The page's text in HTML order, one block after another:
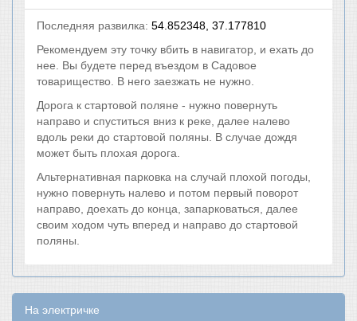
Последняя развилка: 54.852348, 37.177810
Рекомендуем эту точку вбить в навигатор, и ехать до
нее. Вы будете перед въездом в Садовое
товарищество. В него заезжать не нужно.
Дорога к стартовой поляне - нужно повернуть
направо и спуститься вниз к реке, далее налево
вдоль реки до стартовой поляны. В случае дождя
может быть плохая дорога.
Альтернативная парковка на случай плохой погоды,
нужно повернуть налево и потом первый поворот
направо, доехать до конца, запарковаться, далее
своим ходом чуть вперед и направо до стартовой
поляны.
На электричке